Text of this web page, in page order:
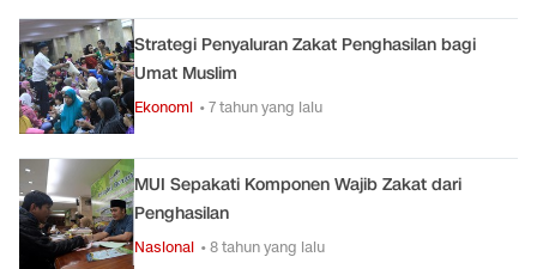
Strategi Penyaluran Zakat Penghasilan bagi
Umat Muslim
Ekonomi • 7 tahun yang lalu
MUI Sepakati Komponen Wajib Zakat dari
Penghasilan
Nasional • 8 tahun yang lalu